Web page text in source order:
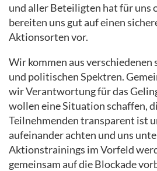
und aller Beteiligten hat für
bereiten uns gut auf einen
Aktionsorten vor.
Wir kommen aus verschiedenen
und politischen Spektren.
wir Verantwortung für das
wollen eine Situation schaffen,
Teilnehmenden transparent ist
aufeinander achten und uns
Aktionstrainings im Vorfeld
gemeinsam auf die Blockade